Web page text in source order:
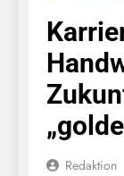
Redaktion